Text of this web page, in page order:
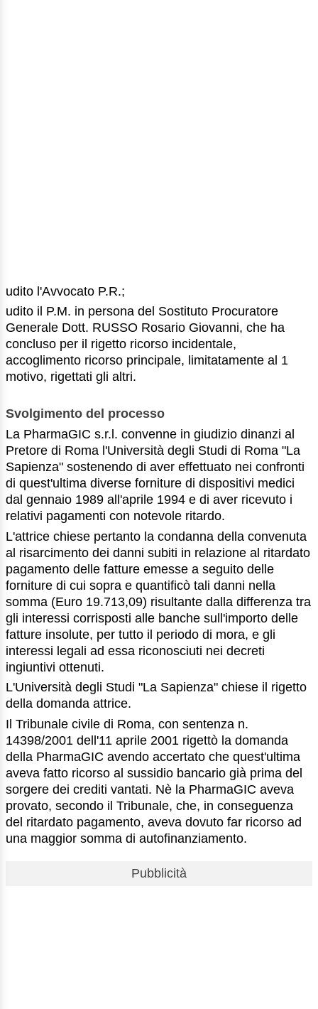
udito l'Avvocato P.R.;
udito il P.M. in persona del Sostituto Procuratore
Generale Dott. RUSSO Rosario Giovanni, che ha
concluso per il rigetto ricorso incidentale,
accoglimento ricorso principale, limitatamente al 1
motivo, rigettati gli altri.
Svolgimento del processo
La PharmaGIC s.r.l. convenne in giudizio dinanzi al
Pretore di Roma l'Università degli Studi di Roma "La
Sapienza" sostenendo di aver effettuato nei confronti
di quest'ultima diverse forniture di dispositivi medici
dal gennaio 1989 all'aprile 1994 e di aver ricevuto i
relativi pagamenti con notevole ritardo.
L'attrice chiese pertanto la condanna della convenuta
al risarcimento dei danni subiti in relazione al ritardato
pagamento delle fatture emesse a seguito delle
forniture di cui sopra e quantificò tali danni nella
somma (Euro 19.713,09) risultante dalla differenza tra
gli interessi corrisposti alle banche sull'importo delle
fatture insolute, per tutto il periodo di mora, e gli
interessi legali ad essa riconosciuti nei decreti
ingiuntivi ottenuti.
L'Università degli Studi "La Sapienza" chiese il rigetto
della domanda attrice.
Il Tribunale civile di Roma, con sentenza n.
14398/2001 dell'11 aprile 2001 rigettò la domanda
della PharmaGIC avendo accertato che quest'ultima
aveva fatto ricorso al sussidio bancario già prima del
sorgere dei crediti vantati. Nè la PharmaGIC aveva
provato, secondo il Tribunale, che, in conseguenza
del ritardato pagamento, aveva dovuto far ricorso ad
una maggior somma di autofinanziamento.
Pubblicità